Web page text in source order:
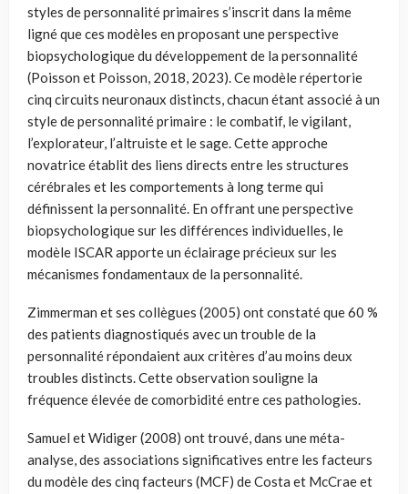
styles de personnalité primaires s’inscrit dans la même
ligné que ces modèles en proposant une perspective
biopsychologique du développement de la personnalité
(Poisson et Poisson, 2018, 2023). Ce modèle répertorie
cinq circuits neuronaux distincts, chacun étant associé à un
style de personnalité primaire : le combatif, le vigilant,
l’explorateur, l’altruiste et le sage. Cette approche
novatrice établit des liens directs entre les structures
cérébrales et les comportements à long terme qui
définissent la personnalité. En offrant une perspective
biopsychologique sur les différences individuelles, le
modèle ISCAR apporte un éclairage précieux sur les
mécanismes fondamentaux de la personnalité.
Zimmerman et ses collègues (2005) ont constaté que 60 %
des patients diagnostiqués avec un trouble de la
personnalité répondaient aux critères d’au moins deux
troubles distincts. Cette observation souligne la
fréquence élevée de comorbidité entre ces pathologies.
Samuel et Widiger (2008) ont trouvé, dans une méta-
analyse, des associations significatives entre les facteurs
du modèle des cinq facteurs (MCF) de Costa et McCrae et